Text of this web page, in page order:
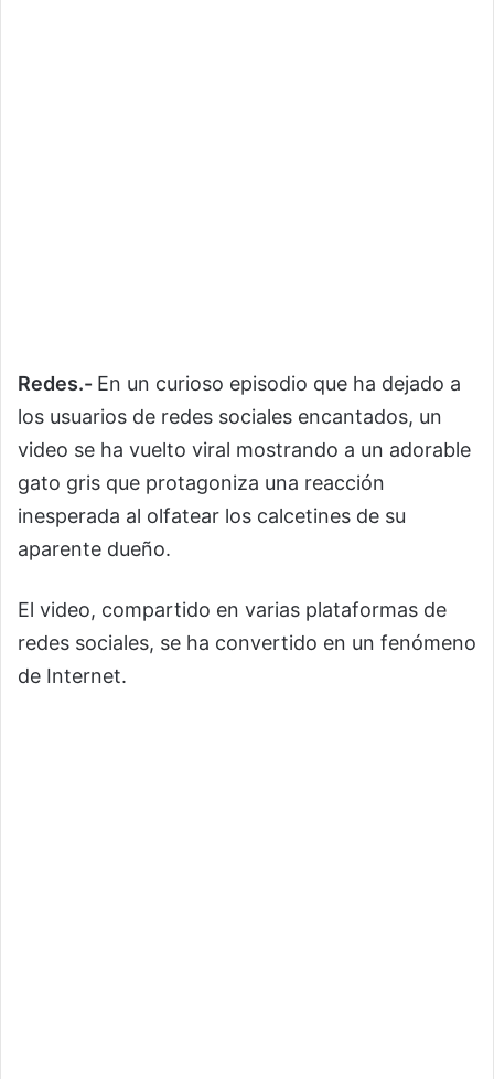
Redes.- En un curioso episodio que ha dejado a
los usuarios de redes sociales encantados, un
video se ha vuelto viral mostrando a un adorable
gato gris que protagoniza una reacción
inesperada al olfatear los calcetines de su
aparente dueño.
El video, compartido en varias plataformas de
redes sociales, se ha convertido en un fenómeno
de Internet.